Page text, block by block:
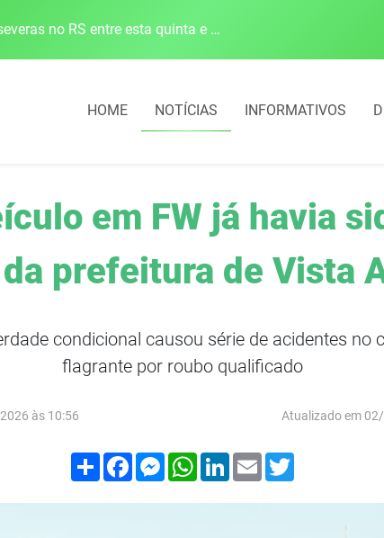
Defesa Civil alerta para risco de tornado e tempestades severas no RS entre esta quinta e sexta-feira
HOME NOTÍCIAS INFORMATIVOS
em FW já havia
prefeitura de Vista
condicional causou série de acidentes
flagrante por roubo qualificado
às 10:56 Atualizado em
Compartilhar
FacebookMessenger
WhatsApp
LinkedIn
Email